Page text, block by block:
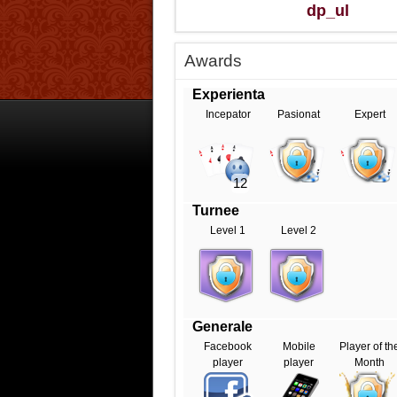
dp_ul
Awards
Experienta
Incepator
12
Pasionat Expert
Turnee
Level 1 Level 2
Generale
Facebook
player
Mobile
player
Player of
Month